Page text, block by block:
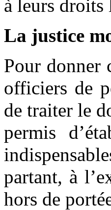
à leurs droits
La justice
Pour donner
officiers de
de traiter le
permis
partant, à
hors de